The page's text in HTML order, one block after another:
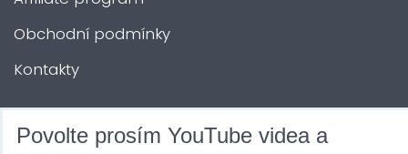
Obchodní podmínky
Kontakty
DALŠÍ SLUŽBY
Povolte prosím YouTube videa a